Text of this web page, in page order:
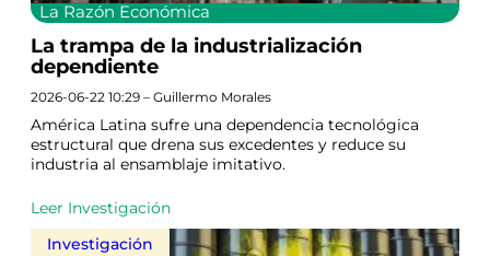
La Razón Económica
La trampa de la industrialización
dependiente
2026-06-22 10:29 – Guillermo Morales
América Latina sufre una dependencia tecnológica
estructural que drena sus excedentes y reduce su
industria al ensamblaje imitativo.
Leer Investigación
Investigación